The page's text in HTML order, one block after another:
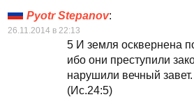
Pyotr Stepanov:
26.11.2014 в 22:13
5 И земля осквернена
ибо они преступили
нарушили вечный завет.
(Ис.24:5)